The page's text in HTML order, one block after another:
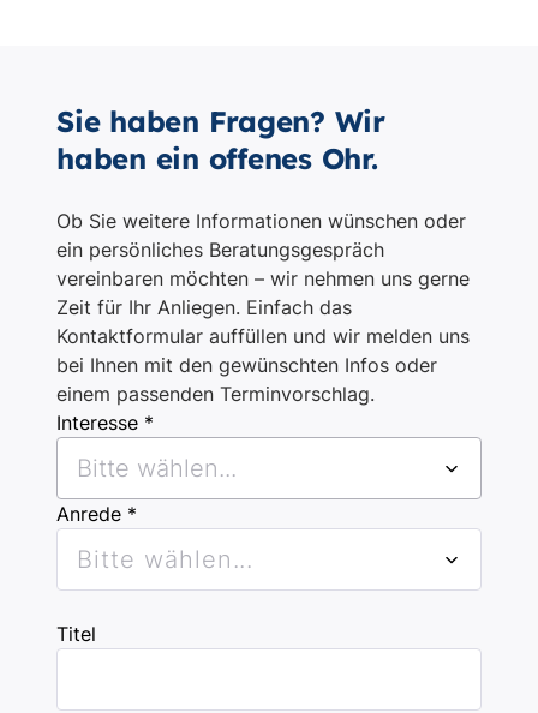
Sie haben Fragen? Wir
haben ein offenes Ohr.
Ob Sie weitere Informationen wünschen oder
ein persönliches Beratungsgespräch
vereinbaren möchten – wir nehmen uns gerne
Zeit für Ihr Anliegen. Einfach das
Kontaktformular auffüllen und wir melden uns
bei Ihnen mit den gewünschten Infos oder
einem passenden Terminvorschlag.
Interesse *
Bitte wählen...
Anrede *
Bitte wählen...
Titel